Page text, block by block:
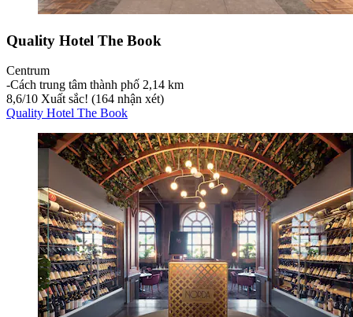
Quality Hotel The Book
Centrum
‐Cách trung tâm thành phố 2,14 km
8,6/10 Xuất sắc! (164 nhận xét)
Quality Hotel The Book